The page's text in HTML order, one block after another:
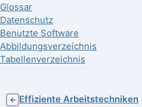
Glossar
Datenschutz
Benutzte Software
Abbildungsverzeichnis
Tabellenverzeichnis
← Effiziente Arbeitstechniken